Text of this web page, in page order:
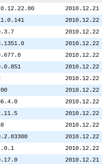
2010.12.21
2010.12.22
2010.12.22
2010.12.22
2010.12.22
2010.12.22
2010.12.22
2010.12.22
2010.12.22
2010.12.22
2010.12.22
2010.12.22
2010.12.22
2010.12.21